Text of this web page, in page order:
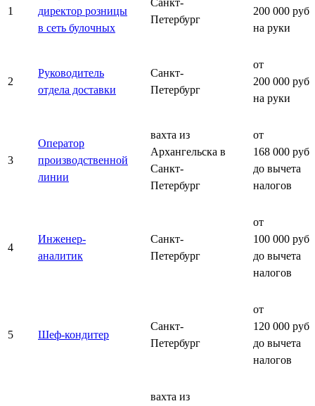
1
директор розницы
в сеть булочных
Петербург
200 000 руб.
на руки
2
Руководитель
отдела доставки
Санкт-
Петербург
от
200 000 руб.
на руки
3
Оператор
производственной
линии
вахта из
Архангельска в
Санкт-
Петербург
от
168 000 руб.
до вычета
налогов
4
Инженер-
аналитик
Санкт-
Петербург
от
100 000 руб.
до вычета
налогов
5 Шеф-кондитер
Санкт-
Петербург
от
120 000 руб.
до вычета
налогов
вахта из